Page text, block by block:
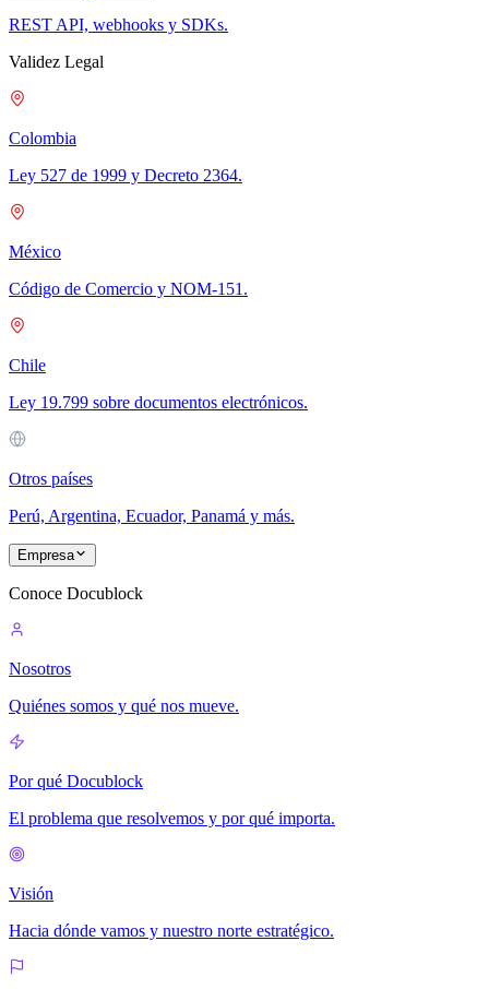
REST API, webhooks y SDKs.
Validez Legal
Colombia
Ley 527 de 1999 y Decreto 2364.
México
Código de Comercio y NOM-151.
Chile
Ley 19.799 sobre documentos electrónicos.
Otros países
Perú, Argentina, Ecuador, Panamá y más.
Empresa
Conoce Docublock
Nosotros
Quiénes somos y qué nos mueve.
Por qué Docublock
El problema que resolvemos y por qué importa.
Visión
Hacia dónde vamos y nuestro norte estratégico.